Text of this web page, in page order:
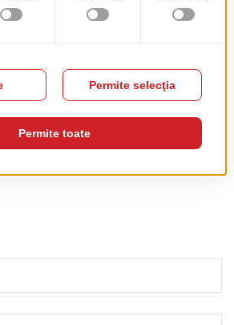
Amenajare Terase
încă. Fii primul!